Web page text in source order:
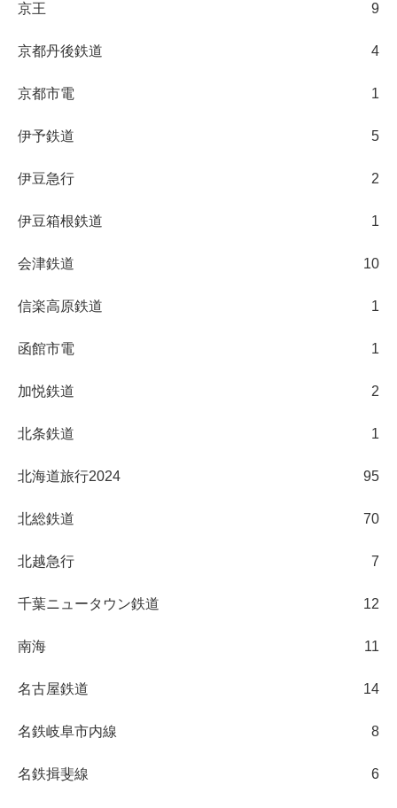
京王 9
京都丹後鉄道 4
京都市電 1
伊予鉄道 5
伊豆急行 2
伊豆箱根鉄道 1
会津鉄道 10
信楽高原鉄道 1
函館市電 1
加悦鉄道 2
北条鉄道 1
北海道旅行2024 95
北総鉄道 70
北越急行 7
千葉ニュータウン鉄道 12
南海 11
名古屋鉄道 14
名鉄岐阜市内線 8
名鉄揖斐線 6